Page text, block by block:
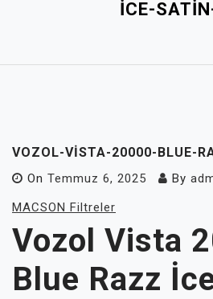
ICE-
VOZOL-VISTA-20000-BLUE-
On Temmuz 6, 2025 By
MACSON Filtreler
Vozol Vista
Blue Razz